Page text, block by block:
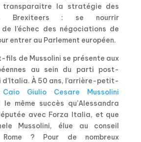
transparaitre la stratégie des
Brexiteers : se nourrir
l’échec des négociations de
entrer au Parlement européen.
fils de Mussolini se présente aux
au sein du parti post-
À 50 ans, l’arrière-petit-
Caio Giulio Cesare Mussolini
même succès qu’Alessandra
avec Forza Italia, et que
Mussolini, élue au conseil
? Pour de nombreux